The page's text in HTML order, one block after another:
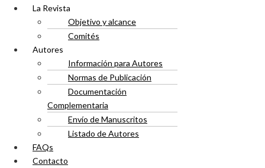
La Revista
Objetivo y alcance
Comités
Autores
Información para Autores
Normas de Publicación
Documentación
Complementaria
Envío de Manuscritos
Listado de Autores
FAQs
Contacto